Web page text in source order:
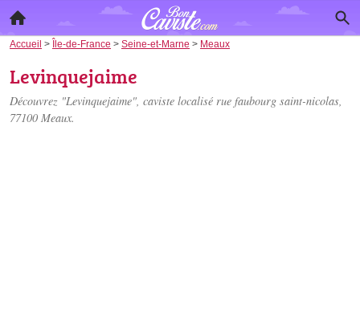
Accueil > Île-de-France > Seine-et-Marne > Meaux
Levinquejaime
Découvrez "Levinquejaime", caviste localisé rue faubourg saint-nicolas,
77100 Meaux.